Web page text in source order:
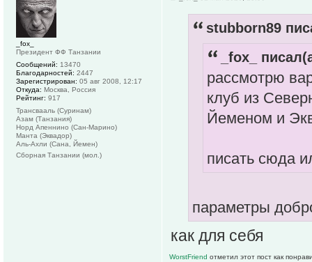
stubborn89
_fox_
рассмотрю
клуб из
Йеменом и
писать сюда
параметры
как для себя
WorstFriend отметил этот пост как
_fox_
Президент ФФ Танзании
Сообщений: 13470
Благодарностей: 2447
Зарегистрирован: 05 авг 2008, 12:17
Откуда: Москва, Россия
Рейтинг: 917
Трансвааль (Суринам)
Азам (Танзания)
Норд Апеннино (Сан-Марино)
Манта (Эквадор)
Аль-Ахли (Сана, Йемен)
Сборная Танзании (мол.)